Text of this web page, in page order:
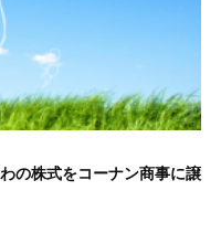
の株式をコーナン商事に譲